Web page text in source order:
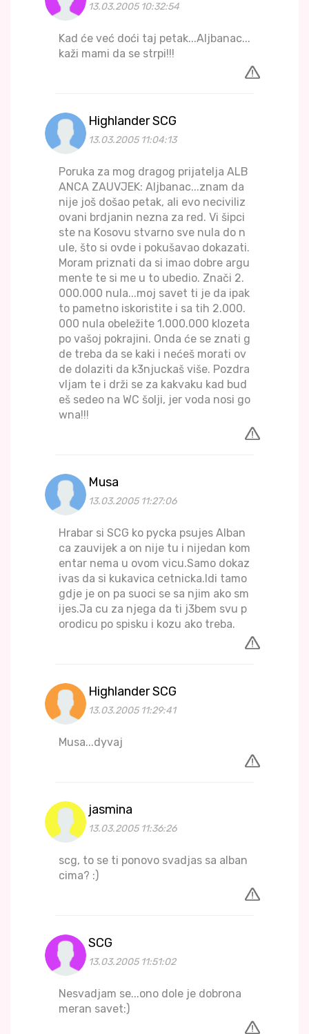
13.03.2005 10:32:54
Kad će već doći taj petak...Aljbanac...
kaži mami da se strpi!!!
Highlander SCG
13.03.2005 11:04:13
Poruka za mog dragog prijatelja ALB
ANCA ZAUVJEK: Aljbanac...znam da
nije još došao petak, ali evo neciviliz
ovani brdjanin nezna za red. Vi šipci
ste na Kosovu stvarno sve nula do n
ule, što si ovde i pokušavao dokazati.
Moram priznati da si imao dobre argu
mente te si me u to ubedio. Znači 2.
000.000 nula...moj savet ti je da ipak
to pametno iskoristite i sa tih 2.000.
000 nula obeležite 1.000.000 klozeta
po vašoj pokrajini. Onda će se znati g
de treba da se kaki i nećeš morati ov
de dolaziti da k3njuckaš više. Pozdra
vljam te i drži se za kakvaku kad bud
eš sedeo na WC šolji, jer voda nosi go
wna!!!
Musa
13.03.2005 11:27:06
Hrabar si SCG ko pycka psujes Alban
ca zauvijek a on nije tu i nijedan kom
entar nema u ovom vicu.Samo dokaz
ivas da si kukavica cetnicka.Idi tamo
gdje je on pa suoci se sa njim ako sm
ijes.Ja cu za njega da ti j3bem svu p
orodicu po spisku i kozu ako treba.
Highlander SCG
13.03.2005 11:29:41
Musa...dyvaj
jasmina
13.03.2005 11:36:26
scg, to se ti ponovo svadjas sa alban
cima? :)
SCG
13.03.2005 11:51:02
Nesvadjam se...ono dole je dobrona
meran savet:)